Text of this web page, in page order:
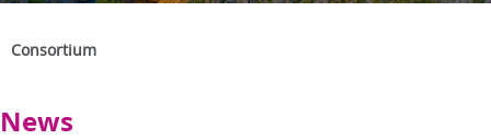
Consortium
News